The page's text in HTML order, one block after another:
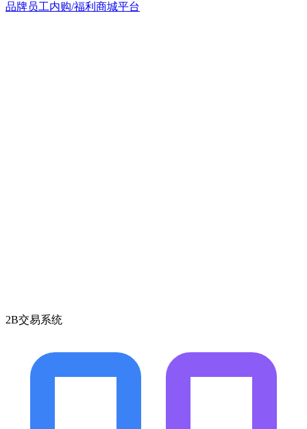
品牌员工内购/福利商城平台
2B交易系统